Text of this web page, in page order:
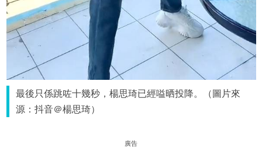
最後只係跳咗十幾秒，楊思琦已經嗌晒投降。（圖片來
源：抖音＠楊思琦）
廣告